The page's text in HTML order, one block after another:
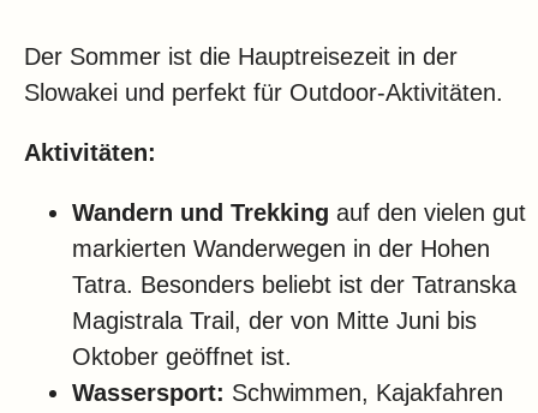
Der Sommer ist die Hauptreisezeit in der
Slowakei und perfekt für Outdoor-Aktivitäten.
Aktivitäten:
Wandern und Trekking auf den vielen gut
markierten Wanderwegen in der Hohen
Tatra. Besonders beliebt ist der Tatranska
Magistrala Trail, der von Mitte Juni bis
Oktober geöffnet ist.
Wassersport: Schwimmen, Kajakfahren